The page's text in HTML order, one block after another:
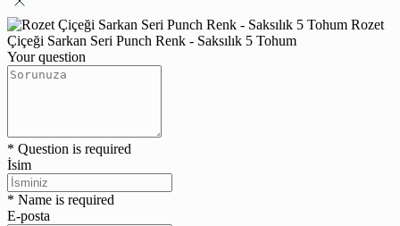
Rozet
Çiçeği Sarkan Seri Punch Renk - Saksılık 5 Tohum
Your question
* Question is required
İsim
* Name is required
E-posta